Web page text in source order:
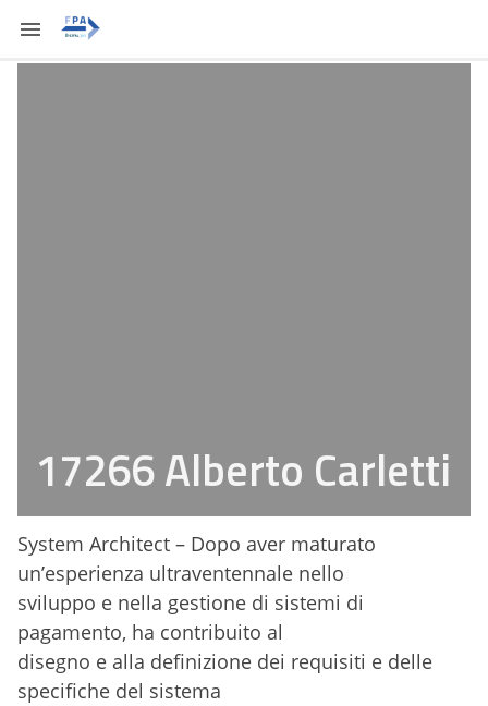
17266 Alberto Carletti
System Architect – Dopo aver maturato
un’esperienza ultraventennale nello
sviluppo e nella gestione di sistemi di
pagamento, ha contribuito al
disegno e alla definizione dei requisiti e delle
specifiche del sistema